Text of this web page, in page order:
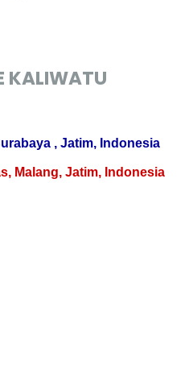
KALIWATU
, Jatim, Indonesia
Malang, Jatim, Indonesia